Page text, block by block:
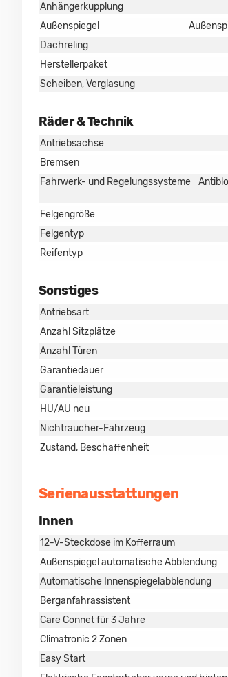
Anhängerkupplung
Außenspiegel
Dachreling
Herstellerpaket
Scheiben, Verglasung
Räder & Technik
Antriebsachse
Bremsen
Fahrwerk- und Regelungssysteme
Felgengröße
Felgentyp
Reifentyp
Sonstiges
Antriebsart
Anzahl Sitzplätze
Anzahl Türen
Garantiedauer
Garantieleistung
HU/AU neu
Nichtraucher-Fahrzeug
Zustand, Beschaffenheit
Serienausstattungen
Innen
12-V-Steckdose im Kofferraum
Außenspiegel automatische Abblendung
Automatische Innenspiegelabblendung
Berganfahrassistent
Care Connet für 3 Jahre
Climatronic 2 Zonen
Easy Start